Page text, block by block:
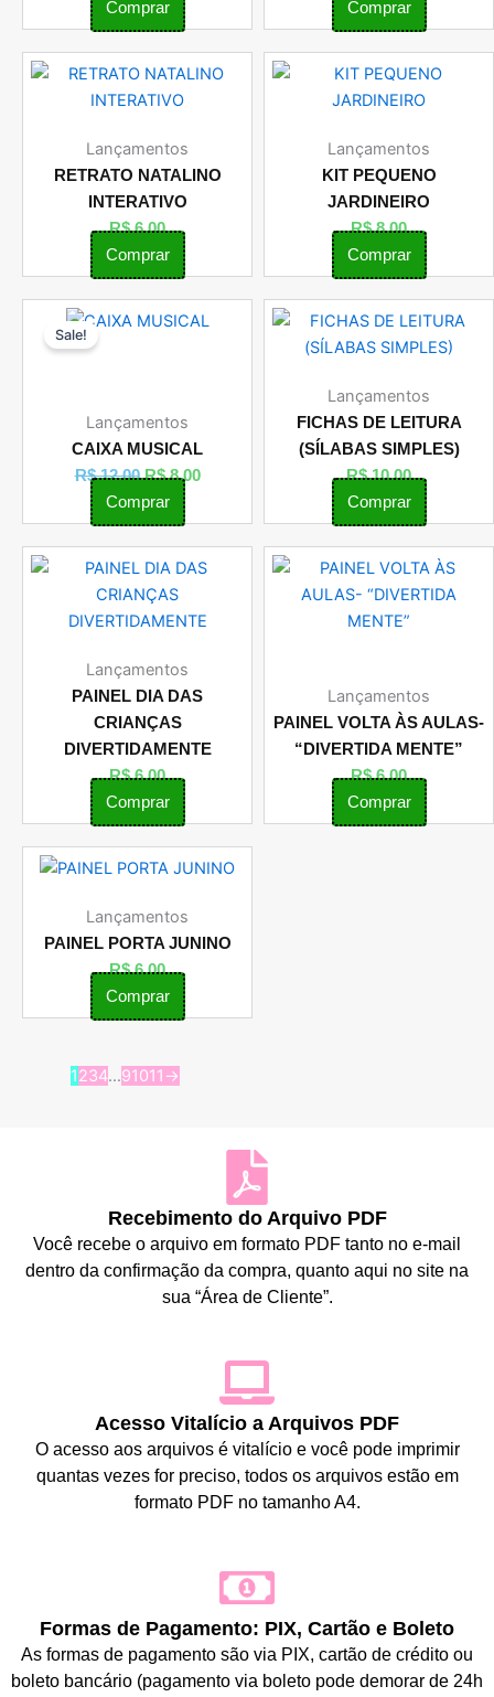
Comprar Comprar
Lançamentos
RETRATO NATALINO
INTERATIVO
R$6,00
Comprar
Lançamentos
KIT PEQUENO
JARDINEIRO
R$8,00
Comprar
Sale!
Lançamentos
CAIXA MUSICAL
R$12,00
O
R$ 12,00.
R$8,00
O
Comprar
Lançamentos
FICHAS DE LEITURA
(SÍLABAS SIMPLES)
R$10,00
Comprar
Lançamentos
PAINEL DIA DAS
CRIANÇAS
DIVERTIDAMENTE
R$6,00
Comprar
Lançamentos
PAINEL VOLTA ÀS AULAS-
“DIVERTIDA MENTE”
R$6,00
Comprar
Lançamentos
PAINEL PORTA JUNINO
R$6,00
Comprar
1234…91011 →
Recebimento do Arquivo PDF
Você recebe o arquivo em formato PDF tanto no e-mail
dentro da confirmação da compra, quanto aqui no site na
sua “Área de Cliente”.
Acesso Vitalício a Arquivos PDF
O acesso aos arquivos é vitalício e você pode imprimir
quantas vezes for preciso, todos os arquivos estão em
formato PDF no tamanho A4.
Formas de Pagamento: PIX, Cartão e Boleto
As formas de pagamento são via PIX, cartão de crédito ou
boleto bancário (pagamento via boleto pode demorar de 24h